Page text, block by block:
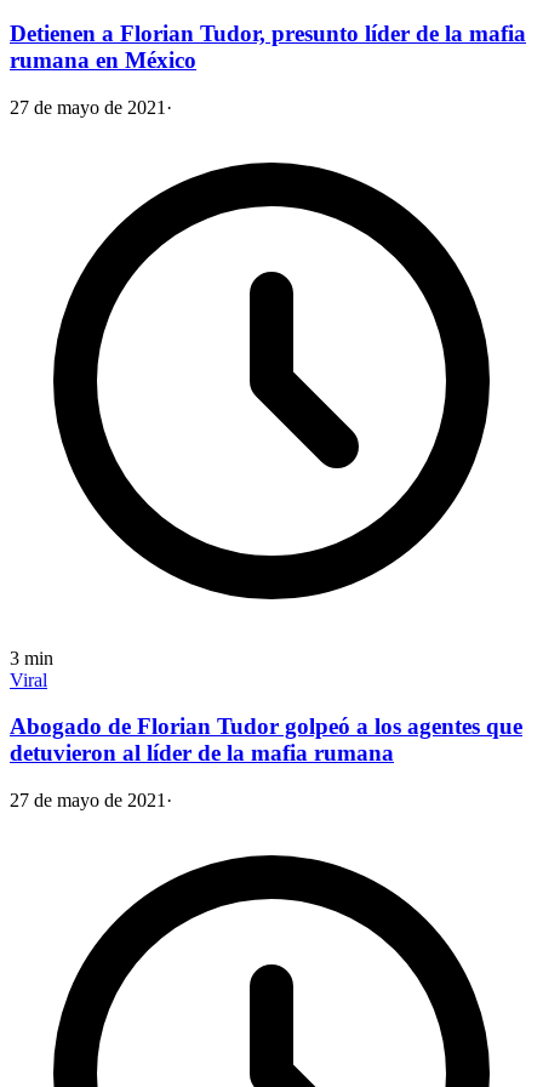
Detienen a Florian Tudor, presunto líder de la mafia
rumana en México
27 de mayo de 2021 ·
3 min
Viral
Abogado de Florian Tudor golpeó a los agentes que
detuvieron al líder de la mafia rumana
27 de mayo de 2021 ·